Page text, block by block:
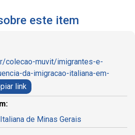
este item
colecao-muvit/imigrantes-e-
da-imigracao-italiana-em-
link
de Minas Gerais